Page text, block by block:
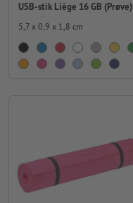
USB-stik Liège 16 GB (Prøve)
5,7 x 0,9 x 1,8 cm